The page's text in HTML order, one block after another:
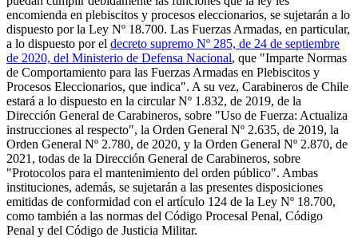
encomienda en plebiscitos y procesos eleccionarios, se sujetarán a lo
dispuesto por la Ley Nº 18.700. Las Fuerzas Armadas, en particular,
a lo dispuesto por el decreto supremo Nº 285, de 24 de septiembre
de 2020, del Ministerio de Defensa Nacional, que "Imparte Normas
de Comportamiento para las Fuerzas Armadas en Plebiscitos y
Procesos Eleccionarios, que indica". A su vez, Carabineros de Chile
estará a lo dispuesto en la circular Nº 1.832, de 2019, de la
Dirección General de Carabineros, sobre "Uso de Fuerza: Actualiza
instrucciones al respecto", la Orden General Nº 2.635, de 2019, la
Orden General Nº 2.780, de 2020, y la Orden General Nº 2.870, de
2021, todas de la Dirección General de Carabineros, sobre
"Protocolos para el mantenimiento del orden público". Ambas
instituciones, además, se sujetarán a las presentes disposiciones
emitidas de conformidad con el artículo 124 de la Ley Nº 18.700,
como también a las normas del Código Procesal Penal, Código
Penal y del Código de Justicia Militar.